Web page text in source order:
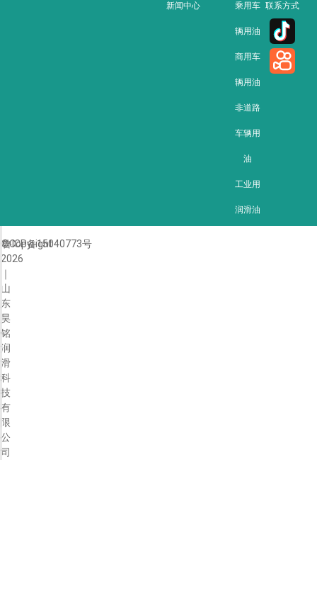
新闻中心 乘用车
辆用油
商用车
辆用油
非道路
车辆用
油
工业用
润滑油
联系方式
©Copyright
2026
｜
山
东
昊
铭
润
滑
科
技
有
限
公
司
鲁ICP备15040773号